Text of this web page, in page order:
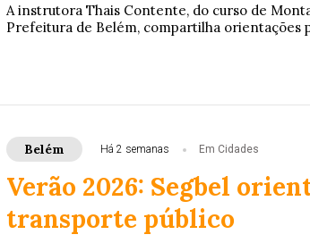
A instrutora Thais Contente, do curso de
Prefeitura de Belém, compartilha orientações
Belém Há 2 semanas Em Cidades
Verão 2026: Segbel
transporte público